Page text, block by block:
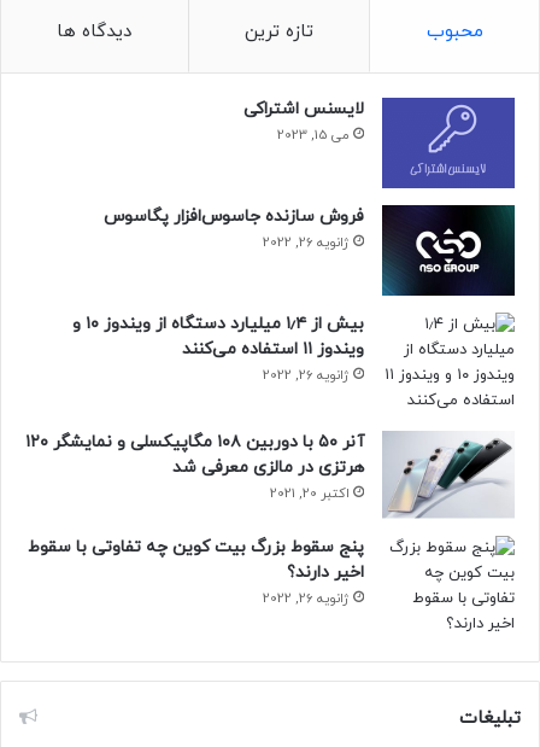
حتما بخوانید :
برنده جایزه بازی سال ۲۰۲۴ در استیم
منبع : زومیت
محبوب تازه ترین دیدگاه ها
لایسنس اشتراکی
می 15, 2023
فروش سازنده جاسوس‌افزار پگاسوس
ژانویه 26, 2022
بیش از ۱٫۴ میلیارد دستگاه از ویندوز ۱۰ و
ویندوز ۱۱ استفاده می‌کنند
ژانویه 26, 2022
آنر ۵۰ با دوربین ۱۰۸ مگاپیکسلی و نمایشگر ۱۲۰
هرتزی در مالزی معرفی شد
اکتبر 20, 2021
پنج سقوط بزرگ بیت کوین چه تفاوتی با سقوط
اخیر دارند؟
ژانویه 26, 2022
تبلیغات